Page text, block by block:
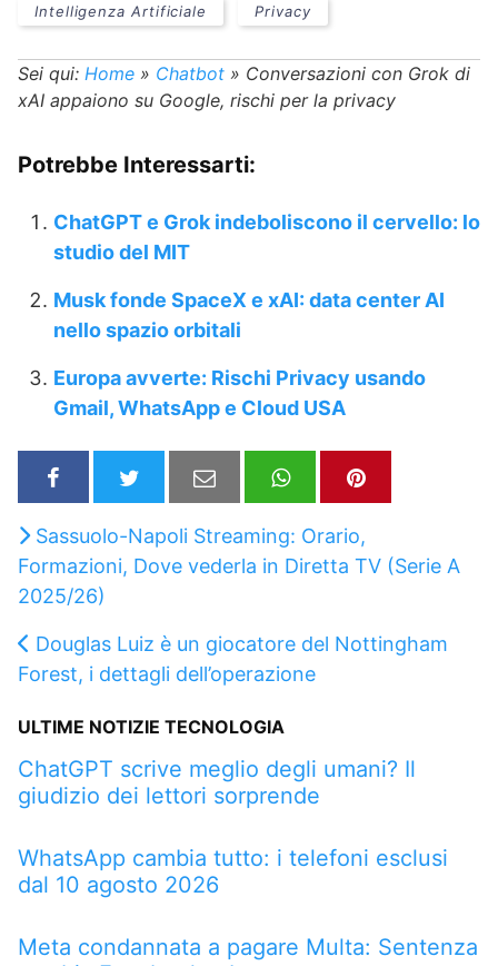
Intelligenza Artificiale Privacy
Sei qui: Home » Chatbot » Conversazioni con Grok di
xAI appaiono su Google, rischi per la privacy
Potrebbe Interessarti:
ChatGPT e Grok indeboliscono il cervello: lo
studio del MIT
Musk fonde SpaceX e xAI: data center AI
nello spazio orbitali
Europa avverte: Rischi Privacy usando
Gmail, WhatsApp e Cloud USA
Sassuolo-Napoli Streaming: Orario,
Formazioni, Dove vederla in Diretta TV (Serie A
2025/26)
Douglas Luiz è un giocatore del Nottingham
Forest, i dettagli dell’operazione
ULTIME NOTIZIE TECNOLOGIA
ChatGPT scrive meglio degli umani? Il
giudizio dei lettori sorprende
WhatsApp cambia tutto: i telefoni esclusi
dal 10 agosto 2026
Meta condannata a pagare Multa: Sentenza